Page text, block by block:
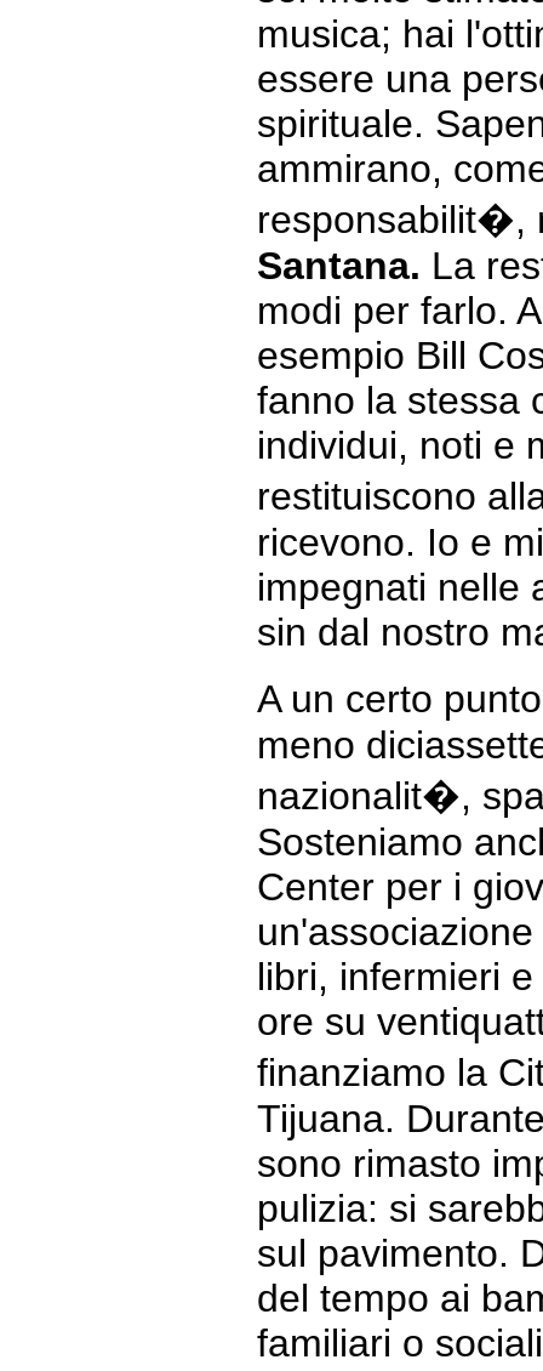
musica; hai
essere una
spirituale.
ammirano,
responsabilit�,
Santana. La
modi per farlo.
esempio Bill
fanno la stessa
individui, noti e
restituiscono
ricevono. Io e
impegnati nelle
sin dal nostro
A un certo
meno
nazionalit�,
Sosteniamo
Center per i
libri, infermieri
ore su
finanziamo la
Tijuana.
sono rimasto
pulizia: si
sul pavimento.
del tempo ai
familiari o